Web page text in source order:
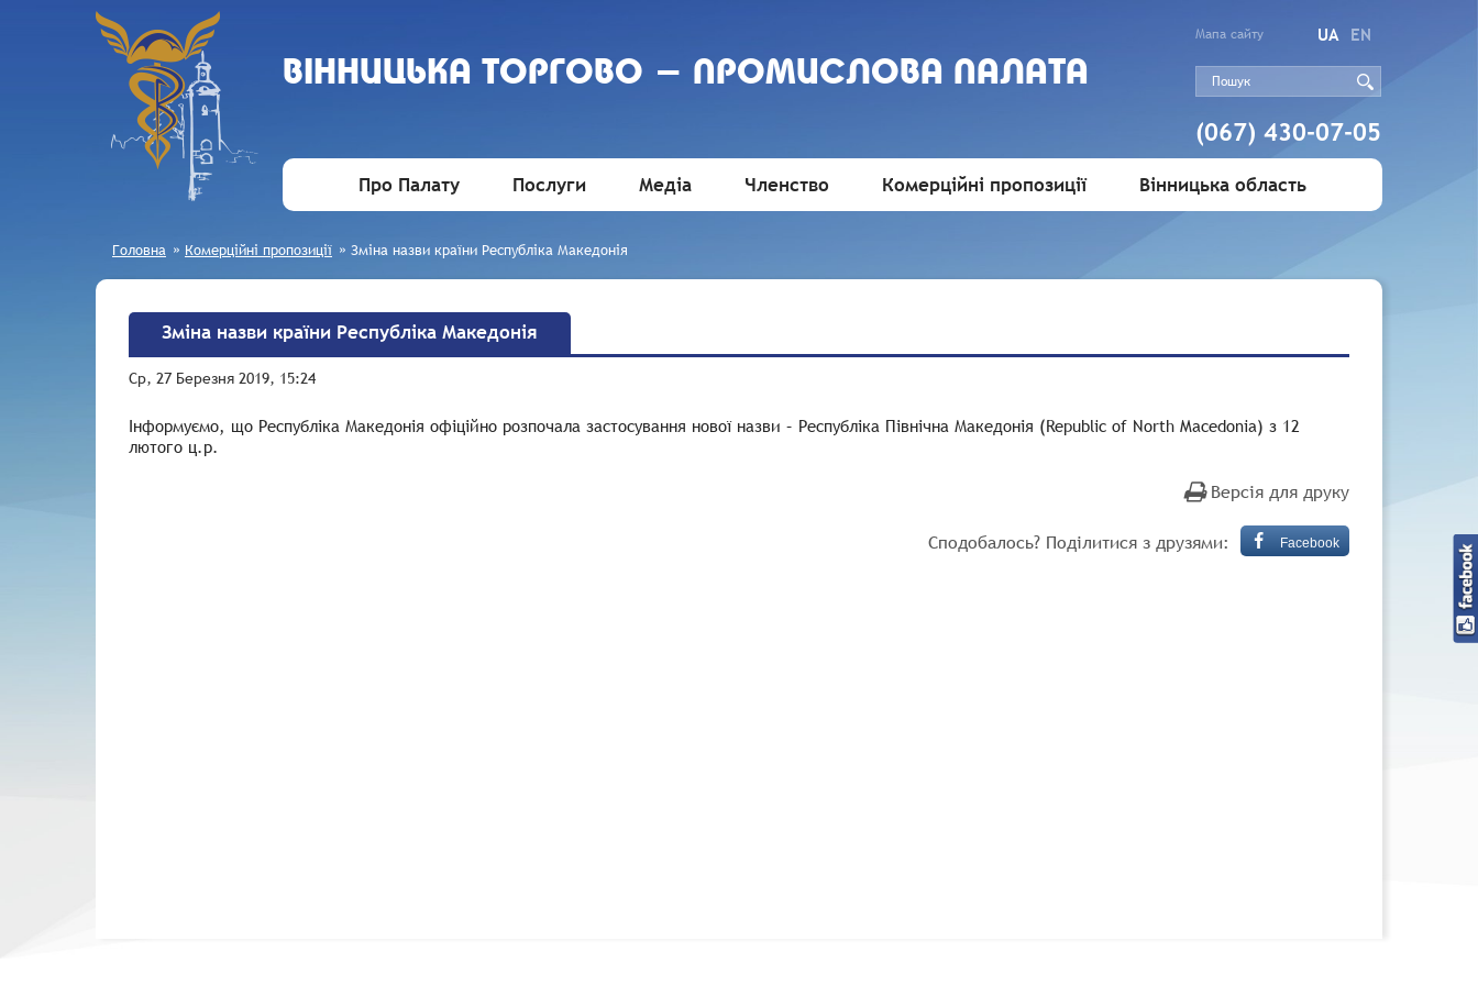
ВIННИЦЬКА ТОРГОВО - ПРОМИСЛОВА ПАЛАТА
Мапа сайту UA EN
(067) 430-07-05
Про Палату Послуги Медіа Членство Комерційні пропозиції Вінницька область
Головна » Комерційні пропозиції » Зміна назви країни Республіка Македонія
Зміна назви країни Республіка Македонія
Ср, 27 Березня 2019, 15:24
Інформуємо, що Республіка Македонія офіційно розпочала застосування нової назви – Республіка Північна Македонія (Republic of North Macedonia) з 12
лютого ц.р.
Версія для друку
Сподобалось? Поділитися з друзями: Facebook